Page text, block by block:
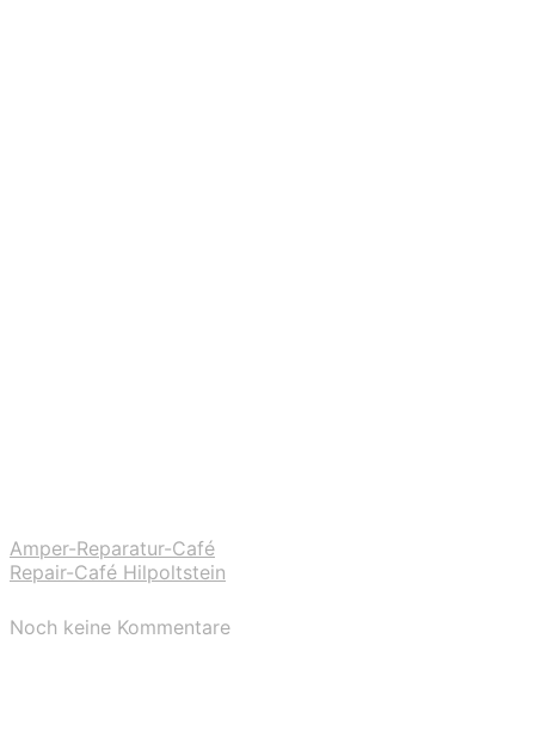
Amper-Reparatur-Café
Repair-Café Hilpoltstein
Noch keine Kommentare